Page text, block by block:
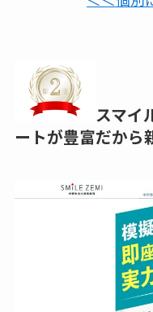
スマイ
ートが豊富だから